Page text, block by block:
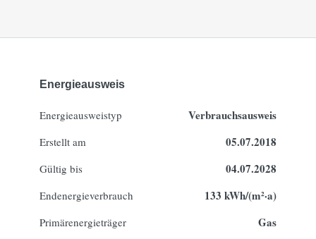
Energieausweis
Energie­ausweistyp Verbrauchsausweis
Erstellt am 05.07.2018
Gültig bis 04.07.2028
Endenergieverbrauch 133 kWh/(m²·a)
Primärenergieträger Gas